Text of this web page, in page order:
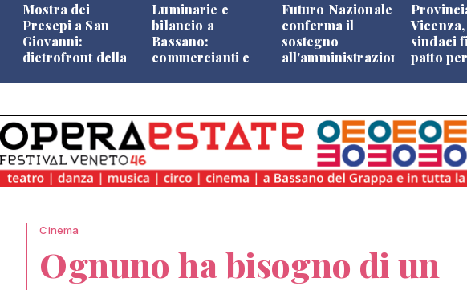
Mostra dei
Presepi a San
Giovanni:
dietrofront della
Luminarie e
bilancio a
Bassano:
commercianti e
Futuro Nazionale
conferma il
sostegno
all'amministrazione
sindaci
patto
Cinema
Ognuno ha bisogno di un